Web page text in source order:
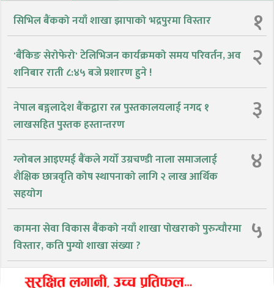
सिभिल बैंकको नयाँ शाखा झापाको भद्रपुरमा विस्तार १
'बैंकिङ सेरोफेरो' टेलिभिजन कार्यक्रमको समय परिवर्तन, अव
शनिबार राती ८:४५ बजे प्रशारण हुने !
२
नेपाल बङ्गलादेश बैंकद्वारा रत्न पुस्तकालयलाई नगद १
लाखसहित पुस्तक हस्तान्तरण
३
ग्लोबल आइएमई बैंकले गर्यो उग्रचण्डी नाला समाजलाई
शैक्षिक छात्रवृति कोष स्थापनाको लागि २ लाख आर्थिक
सहयोग
४
कामना सेवा विकास बैंकको नयाँ शाखा पोखराको पुरुन्चौरमा
विस्तार, कति पुग्यो शाखा संख्या ?
५